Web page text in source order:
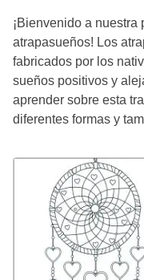
¡Bienvenido a
atrapasueños! Los
fabricados por los
sueños positivos y
aprender sobre esta
diferentes formas y